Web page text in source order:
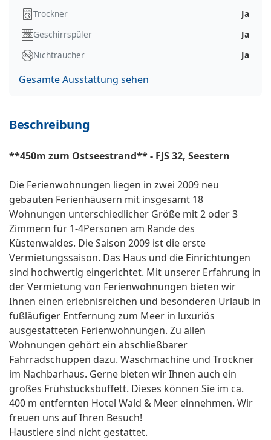
Trockner
Ja
Geschirrspüler
Ja
Nichtraucher
Ja
Gesamte Ausstattung sehen
Beschreibung
**450m zum Ostseestrand** - FJS 32, Seestern
Die Ferienwohnungen liegen in zwei 2009 neu
gebauten Ferienhäusern mit insgesamt 18
Wohnungen unterschiedlicher Größe mit 2 oder 3
Zimmern für 1-4Personen am Rande des
Küstenwaldes. Die Saison 2009 ist die erste
Vermietungssaison. Das Haus und die Einrichtungen
sind hochwertig eingerichtet. Mit unserer Erfahrung in
der Vermietung von Ferienwohnungen bieten wir
Ihnen einen erlebnisreichen und besonderen Urlaub in
fußläufiger Entfernung zum Meer in luxuriös
ausgestatteten Ferienwohnungen. Zu allen
Wohnungen gehört ein abschließbarer
Fahrradschuppen dazu. Waschmachine und Trockner
im Nachbarhaus. Gerne bieten wir Ihnen auch ein
großes Frühstücksbuffett. Dieses können Sie im ca.
400 m entfernten Hotel Wald & Meer einnehmen. Wir
freuen uns auf Ihren Besuch!
Haustiere sind nicht gestattet.